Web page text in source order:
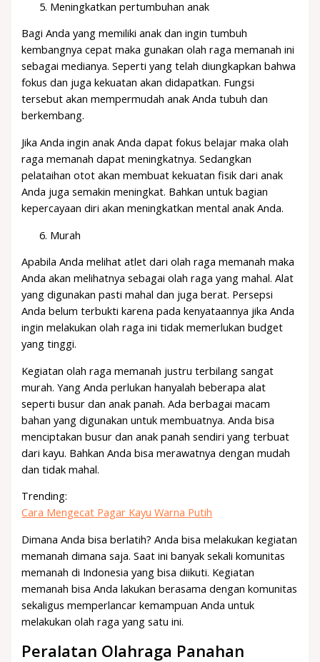
Meningkatkan pertumbuhan anak
Bagi Anda yang memiliki anak dan ingin tumbuh
kembangnya cepat maka gunakan olah raga memanah ini
sebagai medianya. Seperti yang telah diungkapkan bahwa
fokus dan juga kekuatan akan didapatkan. Fungsi
tersebut akan mempermudah anak Anda tubuh dan
berkembang.
Jika Anda ingin anak Anda dapat fokus belajar maka olah
raga memanah dapat meningkatnya. Sedangkan
pelataihan otot akan membuat kekuatan fisik dari anak
Anda juga semakin meningkat. Bahkan untuk bagian
kepercayaan diri akan meningkatkan mental anak Anda.
Murah
Apabila Anda melihat atlet dari olah raga memanah maka
Anda akan melihatnya sebagai olah raga yang mahal. Alat
yang digunakan pasti mahal dan juga berat. Persepsi
Anda belum terbukti karena pada kenyataannya jika Anda
ingin melakukan olah raga ini tidak memerlukan budget
yang tinggi.
Kegiatan olah raga memanah justru terbilang sangat
murah. Yang Anda perlukan hanyalah beberapa alat
seperti busur dan anak panah. Ada berbagai macam
bahan yang digunakan untuk membuatnya. Anda bisa
menciptakan busur dan anak panah sendiri yang terbuat
dari kayu. Bahkan Anda bisa merawatnya dengan mudah
dan tidak mahal.
Trending:
Cara Mengecat Pagar Kayu Warna Putih
Dimana Anda bisa berlatih? Anda bisa melakukan kegiatan
memanah dimana saja. Saat ini banyak sekali komunitas
memanah di Indonesia yang bisa diikuti. Kegiatan
memanah bisa Anda lakukan berasama dengan komunitas
sekaligus memperlancar kemampuan Anda untuk
melakukan olah raga yang satu ini.
Peralatan Olahraga Panahan